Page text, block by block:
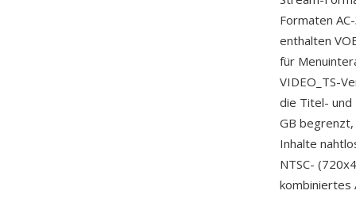
Formaten
enthalten
für
VIDEO_TS-
die Titel- und
GB
Inhalte
NTSC-
kombiniertes